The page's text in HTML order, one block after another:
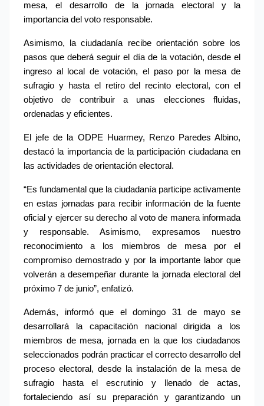
mesa, el desarrollo de la jornada electoral y la
importancia del voto responsable.
Asimismo, la ciudadanía recibe orientación sobre los
pasos que deberá seguir el día de la votación, desde el
ingreso al local de votación, el paso por la mesa de
sufragio y hasta el retiro del recinto electoral, con el
objetivo de contribuir a unas elecciones fluidas,
ordenadas y eficientes.
El jefe de la ODPE Huarmey, Renzo Paredes Albino,
destacó la importancia de la participación ciudadana en
las actividades de orientación electoral.
“Es fundamental que la ciudadanía participe activamente
en estas jornadas para recibir información de la fuente
oficial y ejercer su derecho al voto de manera informada
y responsable. Asimismo, expresamos nuestro
reconocimiento a los miembros de mesa por el
compromiso demostrado y por la importante labor que
volverán a desempeñar durante la jornada electoral del
próximo 7 de junio”, enfatizó.
Además, informó que el domingo 31 de mayo se
desarrollará la capacitación nacional dirigida a los
miembros de mesa, jornada en la que los ciudadanos
seleccionados podrán practicar el correcto desarrollo del
proceso electoral, desde la instalación de la mesa de
sufragio hasta el escrutinio y llenado de actas,
fortaleciendo así su preparación y garantizando un